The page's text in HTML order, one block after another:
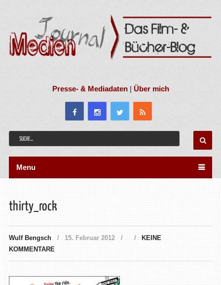
Presse- & Mediadaten|Über mich
Menu
thirty_rock
Wulf Bengsch 15. Februar 2012
KEINE
KOMMENTARE